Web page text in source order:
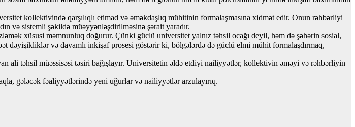
kollektivində qarşılıqlı etimad və əməkdaşlıq mühitinin formalaşmasına xidmət edir. Onun rəhbərliyi
və sistemli şəkildə müəyyənləşdirilməsinə şərait yaradır.
xüsusi məmnunluq doğurur. Çünki güclü universitet yalnız təhsil ocağı deyil, həm də şəhərin sosial,
və davamlı inkişaf prosesi göstərir ki, bölgələrdə də güclü elmi mühit formalaşdırmaq,
təhsil müəssisəsi təsiri bağışlayır. Universitetin əldə etdiyi nailiyyətlər, kollektivin əməyi və rəhbərliyin
gələcək fəaliyyətlərində yeni uğurlar və nailiyyətlər arzulayırıq.